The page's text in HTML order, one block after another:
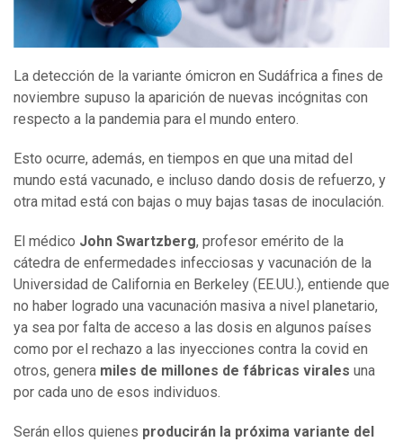
La detección de la variante ómicron en Sudáfrica a fines de
noviembre supuso la aparición de nuevas incógnitas con
respecto a la pandemia para el mundo entero.
Esto ocurre, además, en tiempos en que una mitad del
mundo está vacunado, e incluso dando dosis de refuerzo, y
otra mitad está con bajas o muy bajas tasas de inoculación.
El médico John Swartzberg, profesor emérito de la
cátedra de enfermedades infecciosas y vacunación de la
Universidad de California en Berkeley (EE.UU.), entiende que
no haber logrado una vacunación masiva a nivel planetario,
ya sea por falta de acceso a las dosis en algunos países
como por el rechazo a las inyecciones contra la covid en
otros, genera miles de millones de fábricas virales una
por cada uno de esos individuos.
Serán ellos quienes producirán la próxima variante del